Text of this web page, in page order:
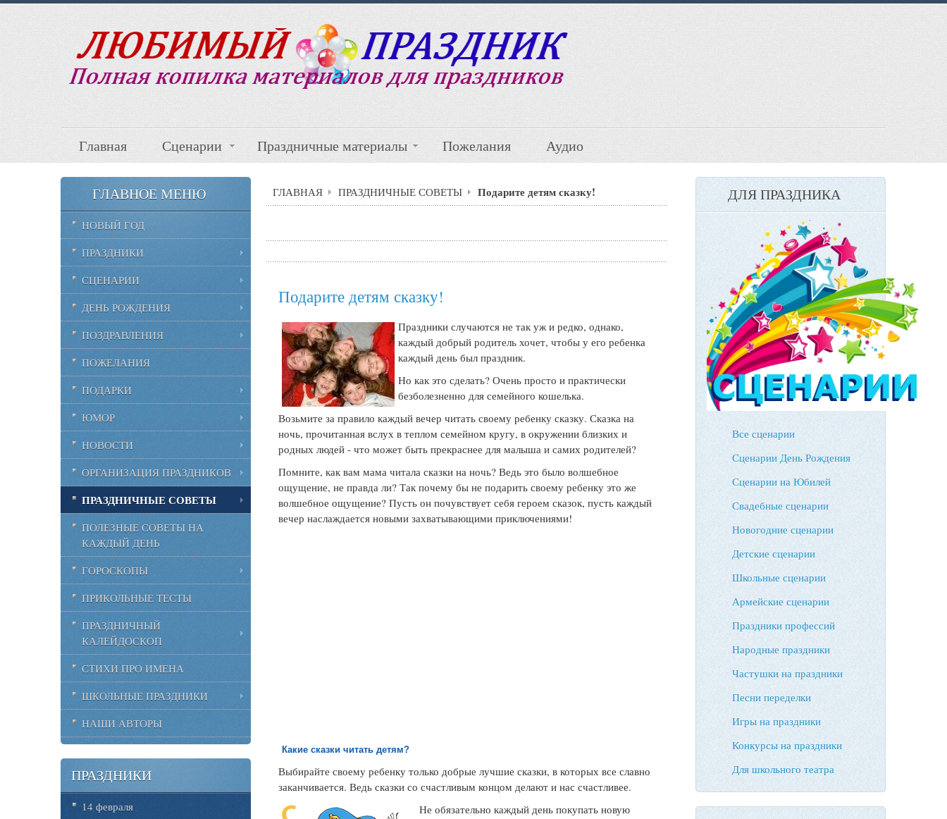
Главная Сценарии Праздничные материалы Пожелания Аудио
ГЛАВНАЯ ПРАЗДНИЧНЫЕ СОВЕТЫ Подарите детям сказку!
Подарите детям сказку!
Праздники случаются не так уж и редко, однако,
каждый добрый родитель хочет, чтобы у его ребенка
каждый день был праздник.
Но как это сделать? Очень просто и практически
безболезненно для семейного кошелька.
Возьмите за правило каждый вечер читать своему ребенку сказку. Сказка на
ночь, прочитанная вслух в теплом семейном кругу, в окружении близких и
родных людей - что может быть прекраснее для малыша и самих родителей?
Помните, как вам мама читала сказки на ночь? Ведь это было волшебное
ощущение, не правда ли? Так почему бы не подарить своему ребенку это же
волшебное ощущение? Пусть он почувствует себя героем сказок, пусть каждый
вечер наслаждается новыми захватывающими приключениями!
Какие сказки читать детям?
Выбирайте своему ребенку только добрые лучшие сказки, в которых все славно
заканчивается. Ведь сказки со счастливым концом делают и нас счастливее.
Не обязательно каждый день покупать новую
ГЛАВНОЕ МЕНЮ
НОВЫЙ ГОД
ПРАЗДНИКИ
СЦЕНАРИИ
ДЕНЬ РОЖДЕНИЯ
ПОЗДРАВЛЕНИЯ
ПОЖЕЛАНИЯ
ПОДАРКИ
ЮМОР
НОВОСТИ
ОРГАНИЗАЦИЯ ПРАЗДНИКОВ
ПРАЗДНИЧНЫЕ СОВЕТЫ
ПОЛЕЗНЫЕ СОВЕТЫ НА
КАЖДЫЙ ДЕНЬ
ГОРОСКОПЫ
ПРИКОЛЬНЫЕ ТЕСТЫ
ПРАЗДНИЧНЫЙ
КАЛЕЙДОСКОП
СТИХИ ПРО ИМЕНА
ШКОЛЬНЫЕ ПРАЗДНИКИ
НАШИ АВТОРЫ
ПРАЗДНИКИ
14 февраля
ДЛЯ ПРАЗДНИКА
Все сценарии
Сценарии День Рождения
Сценарии на Юбилей
Свадебные сценарии
Новогодние сценарии
Детские сценарии
Школьные сценарии
Армейские сценарии
Праздники профессий
Народные праздники
Частушки на праздники
Песни переделки
Игры на праздники
Конкурсы на праздники
Для школьного театра